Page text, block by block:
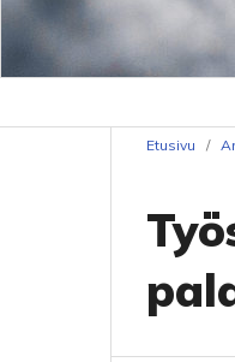
Etusivu /